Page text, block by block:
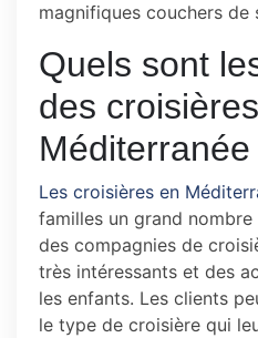
magnifiques couchers de
Quels sont
des
Méditerranée
Les croisières en
familles un grand nombre
des compagnies de
très intéressants et des
les enfants. Les clients
le type de croisière qui